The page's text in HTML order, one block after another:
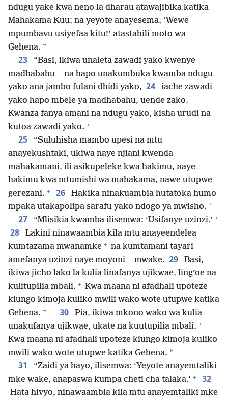
ndugu yake kwa neno la dharau atawajibika katika
Mahakama Kuu; na yeyote anayesema, ‘Wewe
mpumbavu usiyefaa kitu!’ atastahili moto wa
Gehena. * +
23
“Basi, ikiwa unaleta zawadi yako kwenye
madhabahu + na hapo unakumbuka kwamba ndugu
yako ana jambo fulani dhidi yako, 24
iache zawadi
yako hapo mbele ya madhabahu, uende zako.
Kwanza fanya amani na ndugu yako, kisha urudi na
kutoa zawadi yako. +
25
“Suluhisha mambo upesi na mtu
anayekushtaki, ukiwa naye njiani kwenda
mahakamani, ili asikupeleke kwa hakimu, naye
hakimu kwa mtumishi wa mahakama, nawe utupwe
gerezani. + 26
Hakika ninakuambia hutatoka humo
mpaka utakapolipa sarafu yako ndogo ya mwisho. *
27 “Mlisikia kwamba ilisemwa: ‘Usifanye uzinzi.’ +
28
Lakini ninawaambia kila mtu anayeendelea
kumtazama mwanamke + na kumtamani tayari
amefanya uzinzi naye moyoni + mwake. 29
Basi,
ikiwa jicho lako la kulia linafanya ujikwae, ling’oe na
kulitupilia mbali. + Kwa maana ni afadhali upoteze
kiungo kimoja kuliko mwili wako wote utupwe katika
Gehena. * + 30
Pia, ikiwa mkono wako wa kulia
unakufanya ujikwae, ukate na kuutupilia mbali. +
Kwa maana ni afadhali upoteze kiungo kimoja kuliko
mwili wako wote utupwe katika Gehena. * +
31
“Zaidi ya hayo, ilisemwa: ‘Yeyote anayemtaliki
mke wake, anapaswa kumpa cheti cha talaka.’ + 32
Hata hivyo, ninawaambia kila mtu anayemtaliki mke